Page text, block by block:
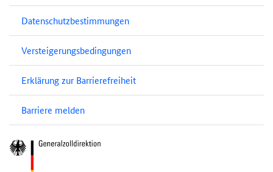
Datenschutzbestimmungen
Versteigerungsbedingungen
Erklärung zur Barrierefreiheit
Barriere melden